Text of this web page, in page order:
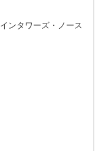
ンタワーズ・ノース